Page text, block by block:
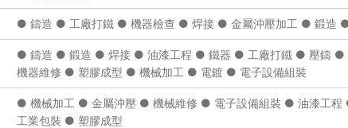
● 鑄造 ● 工廠打鐵 ● 機器檢查 ● 焊接 ● 金屬沖壓加工 ● 鍛造
● 鑄造 ● 鍛造 ● 焊接 ● 油漆工程 ● 鐵器 ● 工廠打鐵 ● 壓鑄 ●
機器維修 ● 塑膠成型 ● 機械加工 ● 電鍍 ● 電子設備組裝
● 機械加工 ● 金屬沖壓 ● 機械維修 ● 電子設備組裝 ● 油漆工
工業包裝 ● 塑膠成型